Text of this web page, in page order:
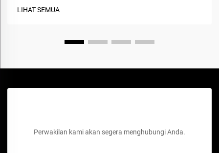
LIHAT SEMUA
Perwakilan kami akan segera menghubungi Anda.